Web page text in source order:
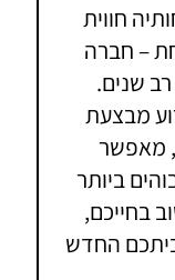
חווית
– חברה
שנים.
מבצעת
מאפשר
ביותר
בחייכם,
ביתכם החדש